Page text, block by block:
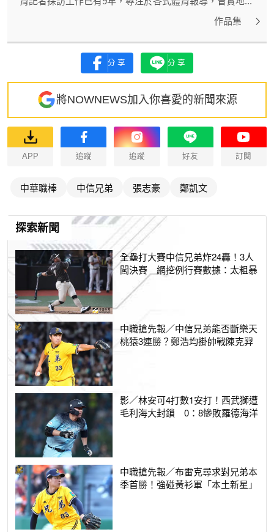
作品集
分享 分享
將NOWNEWS加入你喜愛的新聞來源
APP 追蹤 追蹤 好友 訂閱
中華職棒 中信兄弟 張志豪 鄭凱文
探索新聞
全壘打大賽中信兄弟炸24轟！3人
闖決賽 網挖例行賽數據：太粗暴
中職搶先報／中信兄弟能否斷樂天
桃猿3連勝？鄭浩均掛帥戰陳克羿
影／林安可4打數1安打！西武獅遭
毛利海大封鎖 0：8慘敗羅德海洋
中職搶先報／布雷克尋求對兄弟本
季首勝！強碰黃衫軍「本土新星」